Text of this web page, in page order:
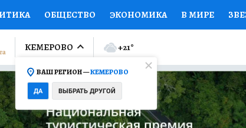
ОБЩЕСТВО ЭКОНОМИКА В МИРЕ
ПРОИСШЕСТВИЯ
ОТКРЫВАЕМ МИР Я ЗНАЮ СЕМЬЯ
ПРОМОКОДЫ СЕРИАЛЫ СПЕЦПРОЕКТЫ
КЕМЕРОВО
ВАШ РЕГИОН —КЕМЕРОВО
ДА ВЫБРАТЬ ДРУГОЙ
+21°